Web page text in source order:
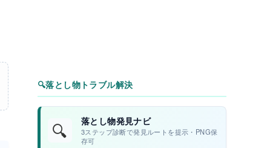
🔍落とし物トラブル解決
🔍 落とし物発見ナビ
3ステップ診断で発見ルートを提示・PNG保
存可